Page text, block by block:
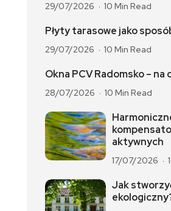
29/07/2026 10 Min Read
Płyty tarasowe jako
29/07/2026 10 Min Read
Okna PCV Radomsko – na
28/07/2026 10 Min Read
aktywnych
17/07/2026
Jak